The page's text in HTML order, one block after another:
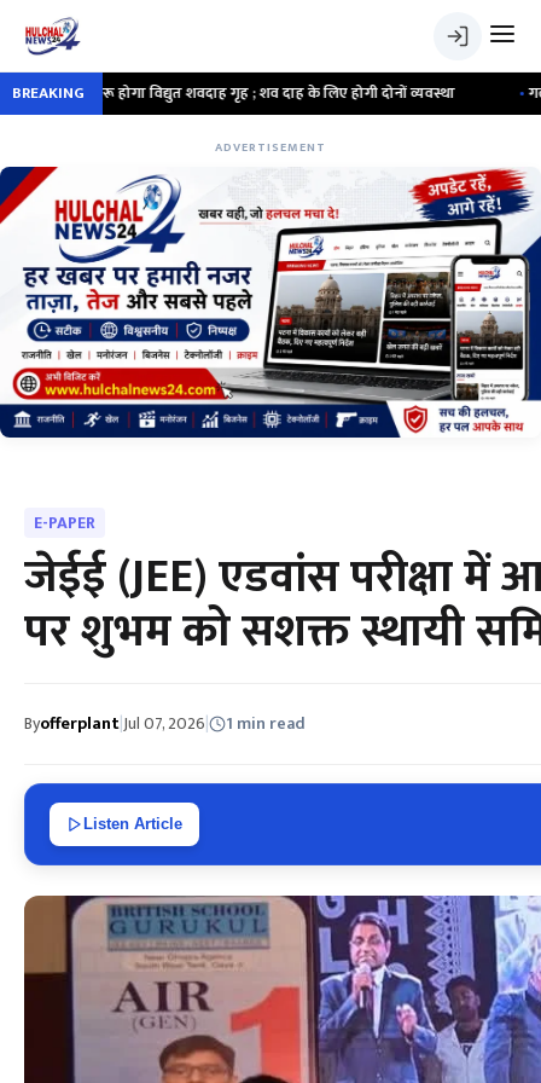
BREAKING
विद्युत शवदाह गृह ; शव दाह के लिए होगी दोनों व्यवस्था •गर्लफ्रेंड के साथ
ADVERTISEMENT
E-PAPER
जेईई (JEE) एडवांस परीक्षा में
पर शुभम को सशक्त स्थायी
Byofferplant|Jul 07, 2026| 1 min read
Listen Article